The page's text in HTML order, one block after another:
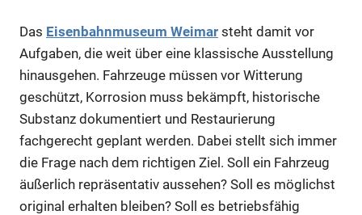
Das Eisenbahnmuseum Weimar steht damit vor
Aufgaben, die weit über eine klassische Ausstellung
hinausgehen. Fahrzeuge müssen vor Witterung
geschützt, Korrosion muss bekämpft, historische
Substanz dokumentiert und Restaurierung
fachgerecht geplant werden. Dabei stellt sich immer
die Frage nach dem richtigen Ziel. Soll ein Fahrzeug
äußerlich repräsentativ aussehen? Soll es möglichst
original erhalten bleiben? Soll es betriebsfähig